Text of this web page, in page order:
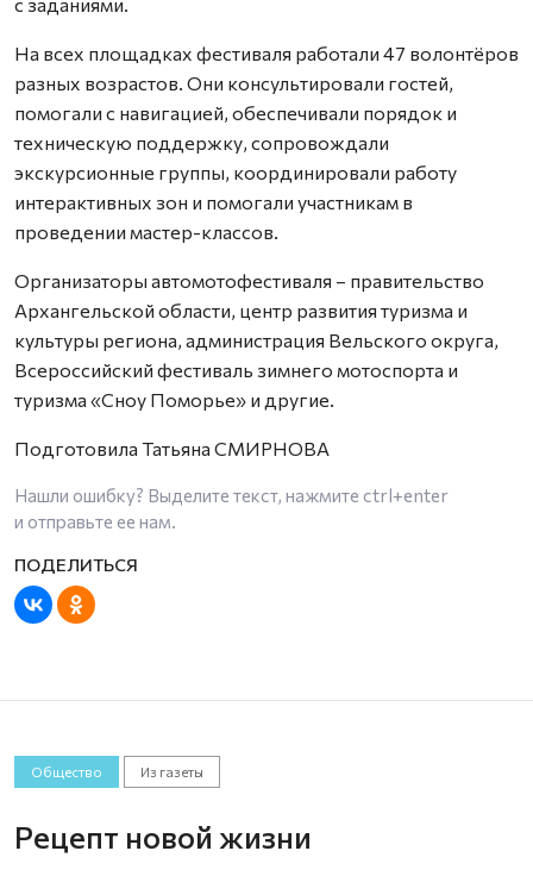
На всех площадках фестиваля работали 47 волонтёров
разных возрастов. Они консультировали гостей,
помогали с навигацией, обеспечивали порядок и
техническую поддержку, сопровождали
экскурсионные группы, координировали работу
интерактивных зон и помогали участникам в
проведении мастер-классов.
Организаторы автомотофестиваля – правительство
Архангельской области, центр развития туризма и
культуры региона, администрация Вельского округа,
Всероссийский фестиваль зимнего мотоспорта и
туризма «Сноу Поморье» и другие.
Подготовила Татьяна СМИРНОВА
Нашли ошибку? Выделите текст, нажмите ctrl+enter
и отправьте ее нам.
Общество Из газеты
Рецепт новой жизни